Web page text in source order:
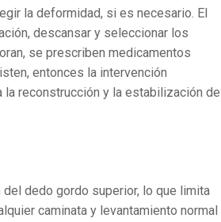
la deformidad, si es necesario. El
descansar y seleccionar los
se prescriben medicamentos
entonces la intervención
reconstrucción y la estabilización de
dedo gordo superior, lo que limita
caminata y levantamiento normal